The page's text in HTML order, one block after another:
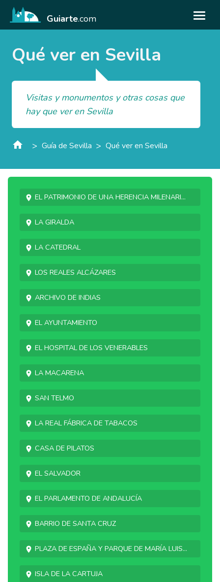
Guiarte.com
Qué ver en Sevilla
Visitas y monumentos y otras cosas que
hay que ver en Sevilla
> Guía de Sevilla > Qué ver en Sevilla
El patrimonio de una herencia milenari...
La Giralda
La Catedral
Los Reales Alcázares
Archivo de Indias
El Ayuntamiento
El Hospital de los Venerables
La Macarena
San Telmo
La Real Fábrica de Tabacos
Casa de Pilatos
El Salvador
El Parlamento de Andalucía
Barrio de Santa Cruz
Plaza de España y parque de María Luis...
Isla de La Cartuja